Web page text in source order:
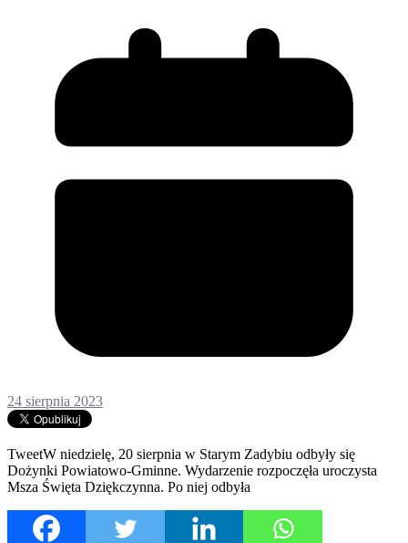
24 sierpnia 2023
TweetW niedzielę, 20 sierpnia w Starym Zadybiu odbyły się
Dożynki Powiatowo-Gminne. Wydarzenie rozpoczęła uroczysta
Msza Święta Dziękczynna. Po niej odbyła